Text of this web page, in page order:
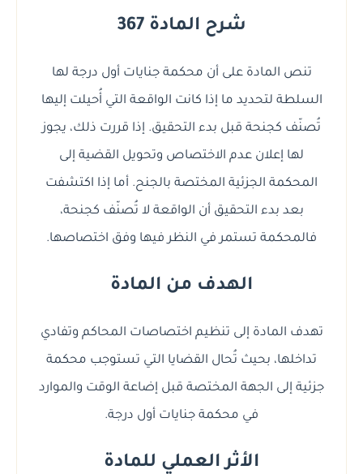
شرح المادة 367
تنص المادة على أن محكمة جنايات أول درجة لها
السلطة لتحديد ما إذا كانت الواقعة التي أُحيلت إليها
تُصنّف كجنحة قبل بدء التحقيق. إذا قررت ذلك، يجوز
لها إعلان عدم الاختصاص وتحويل القضية إلى
المحكمة الجزئية المختصة بالجنح. أما إذا اكتشفت
بعد بدء التحقيق أن الواقعة لا تُصنّف كجنحة،
فالمحكمة تستمر في النظر فيها وفق اختصاصها.
الهدف من المادة
تهدف المادة إلى تنظيم اختصاصات المحاكم وتفادي
تداخلها، بحيث تُحال القضايا التي تستوجب محكمة
جزئية إلى الجهة المختصة قبل إضاعة الوقت والموارد
في محكمة جنايات أول درجة.
الأثر العملي للمادة